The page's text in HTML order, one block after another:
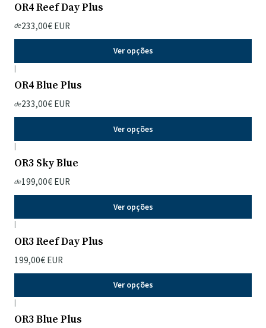
OR4 Reef Day Plus
de233,00€ EUR
Ver opções
|
OR4 Blue Plus
de233,00€ EUR
Ver opções
|
OR3 Sky Blue
de199,00€ EUR
Ver opções
|
OR3 Reef Day Plus
199,00€ EUR
Ver opções
|
OR3 Blue Plus